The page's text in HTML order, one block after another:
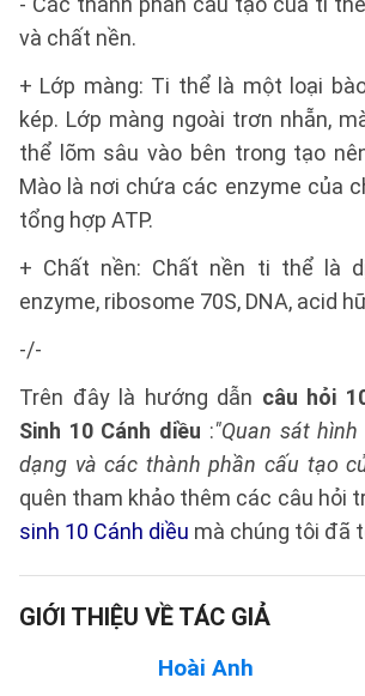
và chất nền.
+ Lớp màng: Ti thể là một loại
kép. Lớp màng ngoài trơn nhẵn,
thể lõm sâu vào bên trong tạo
Mào là nơi chứa các enzyme của
tổng hợp ATP.
+ Chất nền: Chất nền ti thể là
enzyme, ribosome 70S, DNA, acid
-/-
Trên đây là hướng dẫn câu hỏi
Sinh 10 Cánh diều :"Quan sát
dạng và các thành phần cấu tạo
quên tham khảo thêm các câu hỏi
sinh 10 Cánh diều mà chúng tôi đã
GIỚI THIỆU VỀ TÁC GIẢ
Hoài Anh